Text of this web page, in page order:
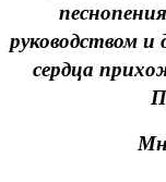
руководством
сердца